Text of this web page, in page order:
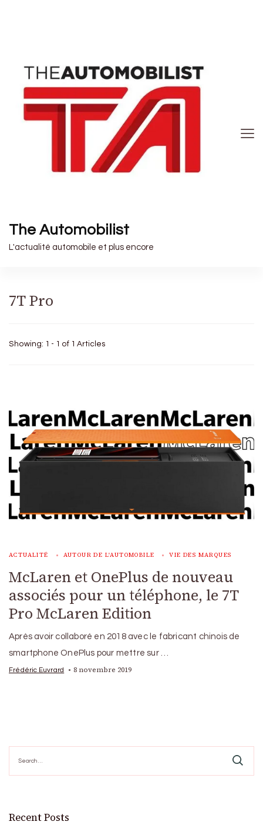
The Automobilist
L'actualité automobile et plus encore
7T Pro
Showing: 1 - 1 of 1 Articles
ACTUALITÉ AUTOUR DE L'AUTOMOBILE VIE DES MARQUES
McLaren et OnePlus de nouveau
associés pour un téléphone, le 7T
Pro McLaren Edition
Après avoir collaboré en 2018 avec le fabricant chinois de
smartphone OnePlus pour mettre sur …
Frédéric Euvrard 8 novembre 2019
for:
Recent Posts